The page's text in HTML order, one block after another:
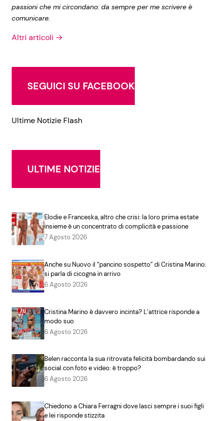
passioni che mi circondano: da sempre per me scrivere è
comunicare.
Altri articoli →
SEGUICI SU FACEBOOK
Ultime Notizie Flash
ULTIME NOTIZIE
Elodie e Franceska, altro che crisi: la loro prima estate
insieme è un concentrato di complicità e passione
7 Agosto 2026
Anche su Nuovo il “pancino sospetto” di Cristina Marino:
si parla di cicogna in arrivo
6 Agosto 2026
Cristina Marino è davvero incinta? L’attrice risponde a
modo suo
6 Agosto 2026
Belen racconta la sua ritrovata felicità bombardando sui
social con foto e video: è troppo?
6 Agosto 2026
Chiedono a Chiara Ferragni dove lasci sempre i suoi figli
e lei risponde stizzita